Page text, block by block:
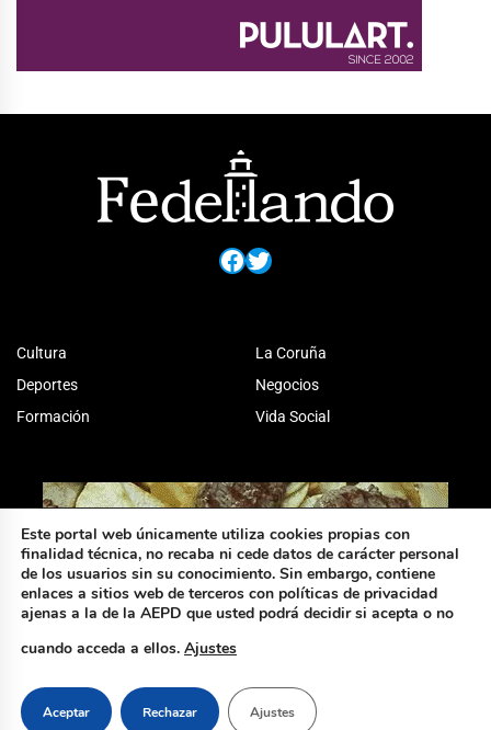
Facebook
Twitter
Cultura
Deportes
Formación
La Coruña
Negocios
Vida Social
Este portal web únicamente utiliza cookies propias con
finalidad técnica, no recaba ni cede datos de carácter personal
de los usuarios sin su conocimiento. Sin embargo, contiene
enlaces a sitios web de terceros con políticas de privacidad
ajenas a la de la AEPD que usted podrá decidir si acepta o no
cuando acceda a ellos. Ajustes
Aceptar Rechazar Ajustes